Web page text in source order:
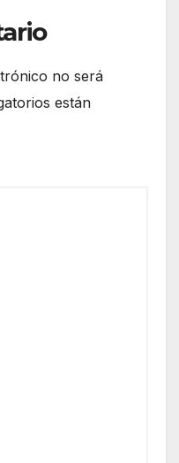
no será
están